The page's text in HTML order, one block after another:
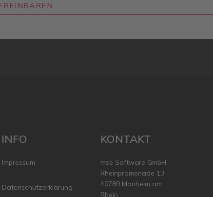
INFO
Impressum
Datenschutzerklärung
KONTAKT
mse Software GmbH
Rheinpromenade 13
40789 Monheim am
Rhein